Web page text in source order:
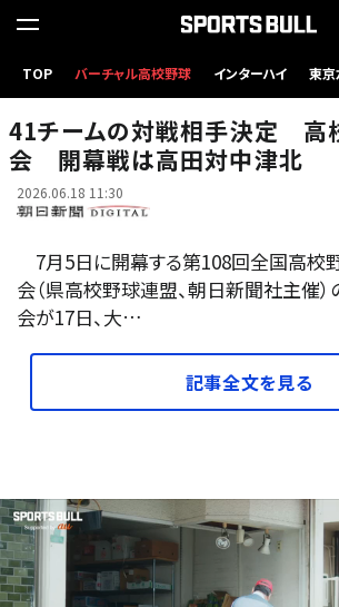
TOP バーチャル高校野球 インターハイ 東京
組み合わせが決まり、ポーズをとる各チームの主将=大分市の
41チームの対戦相手決定 高
会 開幕戦は高田対中津北
2026.06.18 11:30
7月5日に開幕する第108回全国高校
会（県高校野球連盟、朝日新聞社主催
会が17日、大…
記事全文を見る